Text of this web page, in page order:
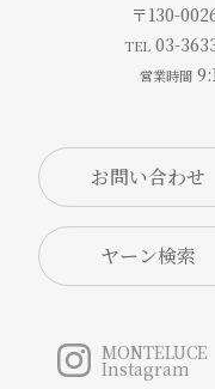
〒130-
TEL03-
営業時間
お問い合わせ
ヤーン検索
MONTELUCE
Instagram